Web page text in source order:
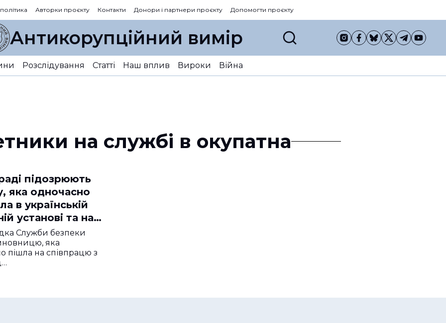
Авторки проєкту Контакти Донори і партнери проєкту Допомогти проєкту
Антикорупційний вимір
Розслідування Статті Наш вплив Вироки Війна
на службі в окупатна
підозрюють
яка одночасно
в українській
установі та на
Служби безпеки
яка
пішла на співпрацю з